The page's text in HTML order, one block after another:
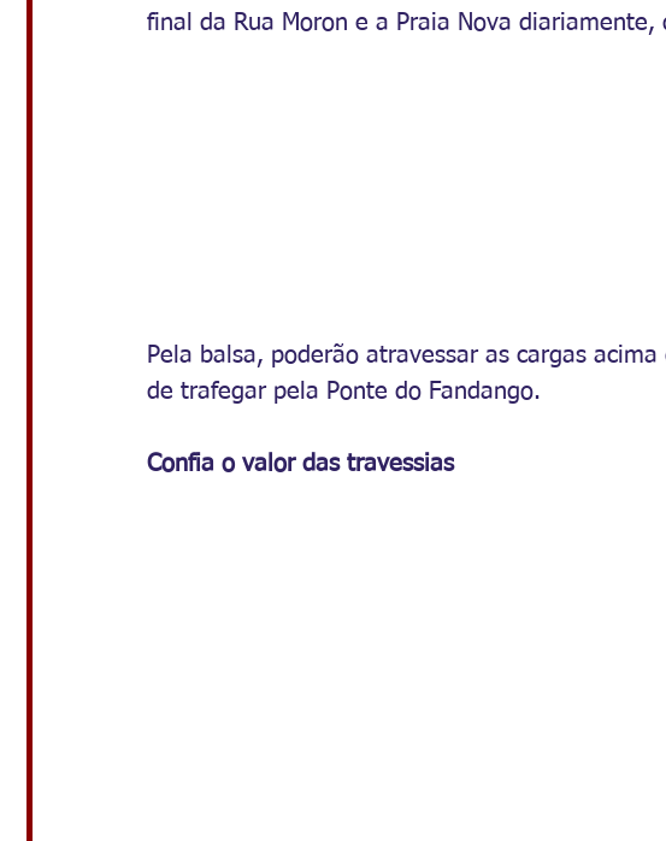
final da Rua Moron e a Praia Nova diariamente,
Pela balsa, poderão atravessar as cargas
de trafegar pela Ponte do Fandango.
Confia o valor das travessias